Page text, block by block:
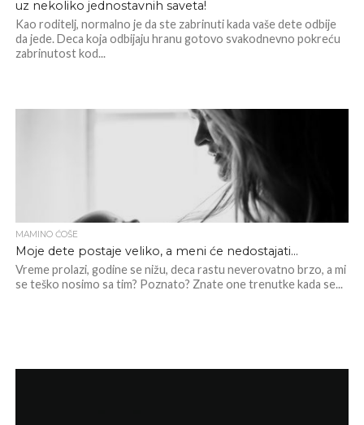
uz nekoliko jednostavnih saveta!
Kao roditelj, normalno je da ste zabrinuti kada vaše dete odbije
da jede. Deca koja odbijaju hranu gotovo svakodnevno pokreću
zabrinutost kod...
MAMINO ĆOŠE
Moje dete postaje veliko, a meni će nedostajati…
Vreme prolazi, godine se nižu, deca rastu neverovatno brzo, a mi
se teško nosimo sa tim? Poznato? Znate one trenutke kada se...